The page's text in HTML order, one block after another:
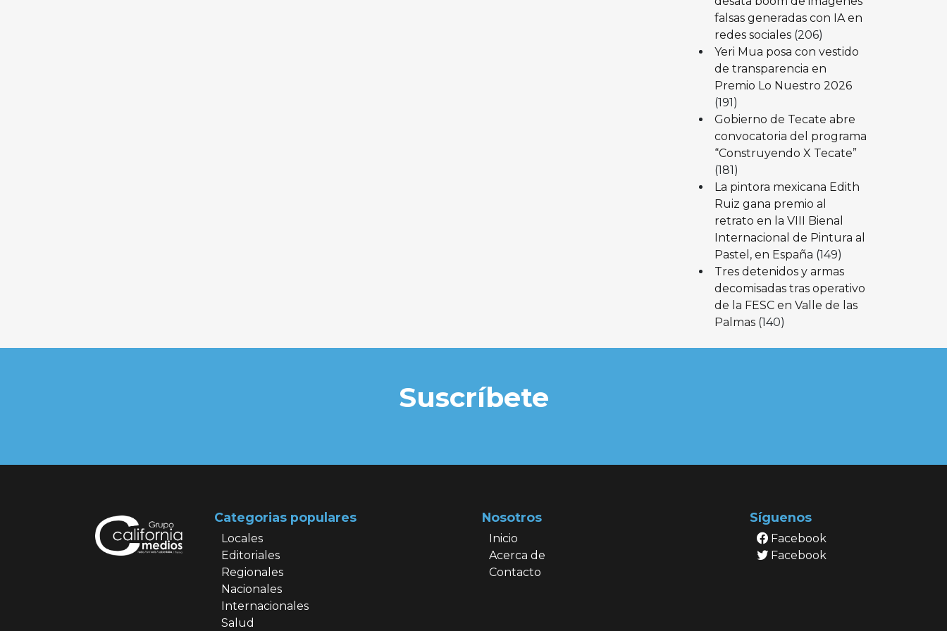
falsas generadas con IA en
redes sociales (206)
Yeri Mua posa con vestido
de transparencia en
Premio Lo Nuestro 2026
(191)
Gobierno de Tecate abre
convocatoria del programa
“Construyendo X Tecate”
(181)
La pintora mexicana Edith
Ruiz gana premio al
retrato en la VIII Bienal
Internacional de Pintura al
Pastel, en España (149)
Tres detenidos y armas
decomisadas tras operativo
de la FESC en Valle de las
Palmas (140)
Suscríbete
Categorias populares
Locales
Editoriales
Regionales
Nacionales
Internacionales
Salud
Nosotros
Inicio
Acerca de
Contacto
Síguenos
Facebook
Facebook